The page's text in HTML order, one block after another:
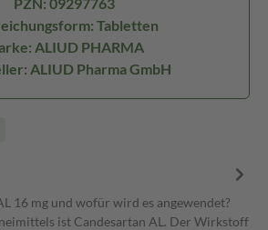
Tabletten
ALIUD PHARMA
ALIUD Pharma GmbH
16 mg und wofür wird es angewendet?
ist Candesartan AL. Der Wirkstoff